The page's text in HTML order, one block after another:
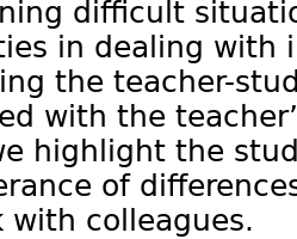
difficult
in dealing with
the teacher-
with the
highlight the
of
with colleagues.